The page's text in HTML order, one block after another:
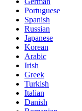
Portuguese
Spanish
Russian
Japanese
Korean
Arabic
Irish
Greek
Turkish
Italian
Danish